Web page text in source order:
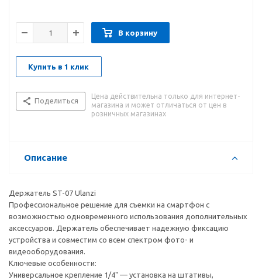
В корзину
Купить в 1 клик
Поделиться
Цена действительна только для интернет-
магазина и может отличаться от цен в
розничных магазинах
Описание
Держатель ST-07 Ulanzi
Профессиональное решение для съемки на смартфон с
возможностью одновременного использования дополнительных
аксессуаров. Держатель обеспечивает надежную фиксацию
устройства и совместим со всем спектром фото- и
видеооборудования.
Ключевые особенности:
Универсальное крепление 1/4" — установка на штативы,